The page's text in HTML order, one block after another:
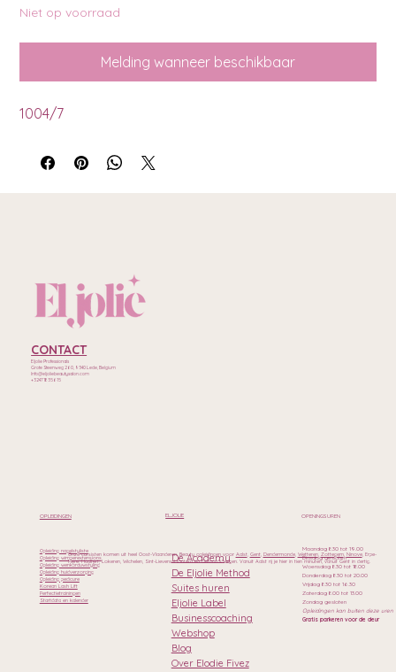
Niet op voorraad
Melding wanneer beschikbaar
1004/7
Maandag 8.30 tot 19.00
Dinsdag gesloten
Woensdag 8.30 tot 18.00
Donderdag 8.30 tot 20.00
Vrijdag 8.30 tot 16.30
Zaterdag 8.00 tot 13.00
Zondag gesloten
Opleidingen kan buiten deze uren
Gratis parkeren voor de deur
OPENINGSUREN
De Academy
De Eljolie Method
Suites huren
Eljolie Label
Businesscoaching
Webshop
Blog
Over Elodie Fivez
ELJOLIE
Opleiding nagelstyliste
Opleiding wimperextensions
Opleiding wenkbrauwstyling
Opleiding huidverzorging
Opleiding pedicure
Korean Lash Lift
Perfectietrainingen
Startdata en kalender
OPLEIDINGEN
CONTACT
Eljolie Professionals
Grote Steenweg 260, 9340 Lede, Belgium
Info@eljoliebeautysalon.com
+32471835615
Onze cursisten komen uit heel Oost-Vlaanderen. Beauty opleidingen voor Aalst, Gent, Dendermonde, Wetteren, Zottegem, Ninove, Erpe-
Mere, Haaltert, Lokeren, Wichelen, Sint-Lievens-Houtem en Geraardsbergen. Vanuit Aalst rij je hier in tien minuten, vanuit Gent in dertig.